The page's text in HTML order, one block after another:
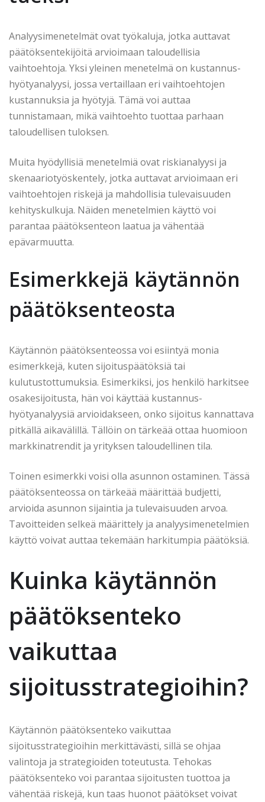
Analyysimenetelmät ovat työkaluja, jotka auttavat
päätöksentekijöitä arvioimaan taloudellisia
vaihtoehtoja. Yksi yleinen menetelmä on kustannus-
hyötyanalyysi, jossa vertaillaan eri vaihtoehtojen
kustannuksia ja hyötyjä. Tämä voi auttaa
tunnistamaan, mikä vaihtoehto tuottaa parhaan
taloudellisen tuloksen.
Muita hyödyllisiä menetelmiä ovat riskianalyysi ja
skenaariotyöskentely, jotka auttavat arvioimaan eri
vaihtoehtojen riskejä ja mahdollisia tulevaisuuden
kehityskulkuja. Näiden menetelmien käyttö voi
parantaa päätöksenteon laatua ja vähentää
epävarmuutta.
Esimerkkejä käytännön
päätöksenteosta
Käytännön päätöksenteossa voi esiintyä monia
esimerkkejä, kuten sijoituspäätöksiä tai
kulutustottumuksia. Esimerkiksi, jos henkilö harkitsee
osakesijoitusta, hän voi käyttää kustannus-
hyötyanalyysiä arvioidakseen, onko sijoitus kannattava
pitkällä aikavälillä. Tällöin on tärkeää ottaa huomioon
markkinatrendit ja yrityksen taloudellinen tila.
Toinen esimerkki voisi olla asunnon ostaminen. Tässä
päätöksenteossa on tärkeää määrittää budjetti,
arvioida asunnon sijaintia ja tulevaisuuden arvoa.
Tavoitteiden selkeä määrittely ja analyysimenetelmien
käyttö voivat auttaa tekemään harkitumpia päätöksiä.
Kuinka käytännön
päätöksenteko
vaikuttaa
sijoitusstrategioihin?
Käytännön päätöksenteko vaikuttaa
sijoitusstrategioihin merkittävästi, sillä se ohjaa
valintoja ja strategioiden toteutusta. Tehokas
päätöksenteko voi parantaa sijoitusten tuottoa ja
vähentää riskejä, kun taas huonot päätökset voivat